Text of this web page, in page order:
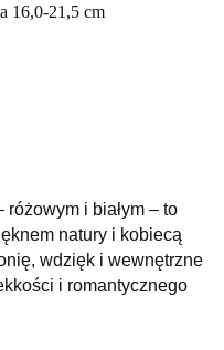
16,0-21,5 cm
i białym – to
natury i kobiecą
wdzięk i wewnętrzne
i romantycznego